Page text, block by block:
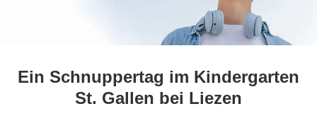
Ein Schnuppertag im Kindergarten
St. Gallen bei Liezen